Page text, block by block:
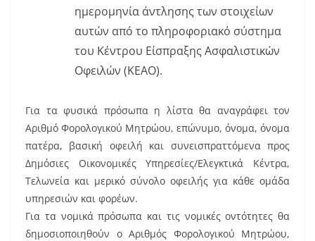
ημερομηνία άντλησης των στοιχείων
αυτών από το πληροφοριακό σύστημα
του Κέντρου Είσπραξης Ασφαλιστικών
Οφειλών (ΚΕΑΟ).
Για τα φυσικά πρόσωπα η λίστα θα αναγράφει τον
Αριθμό Φορολογικού Μητρώου, επώνυμο, όνομα, όνομα
πατέρα, βασική οφειλή και συνεισπραττόμενα προς
Δημόσιες Οικονομικές Υπηρεσίες/Ελεγκτικά Κέντρα,
Τελωνεία και μερικό σύνολο οφειλής για κάθε ομάδα
υπηρεσιών και φορέων.
Για τα νομικά πρόσωπα και τις νομικές οντότητες θα
δημοσιοποιηθούν ο Αριθμός Φορολογικού Μητρώου,